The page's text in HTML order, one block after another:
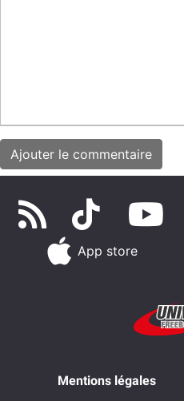
App store
Mentions légales